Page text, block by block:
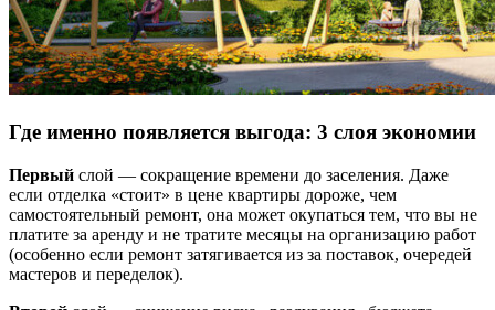
Где именно появляется выгода: 3 слоя экономии
Первый слой — сокращение времени до заселения. Даже
если отделка «стоит» в цене квартиры дороже, чем
самостоятельный ремонт, она может окупаться тем, что вы не
платите за аренду и не тратите месяцы на организацию работ
(особенно если ремонт затягивается из за поставок, очередей
мастеров и переделок).